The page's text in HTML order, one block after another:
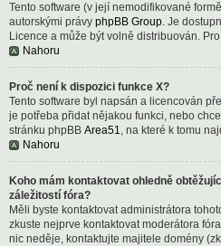
Tento software (v její nemodifikované
autorskými právy phpBB Group. Je
Licence a může být volně distribuován.
Nahoru
Proč není k dispozici funkce X?
Tento software byl napsán a licencován
je potřeba přidat nějakou funkci, nebo
stránku phpBB Area51, na které k tomu
Nahoru
Koho mám kontaktovat ohledně
záležitostí fóra?
Měli byste kontaktovat administrátora
zkuste nejprve kontaktovat moderátora
nic neděje, kontaktujte majitele domény